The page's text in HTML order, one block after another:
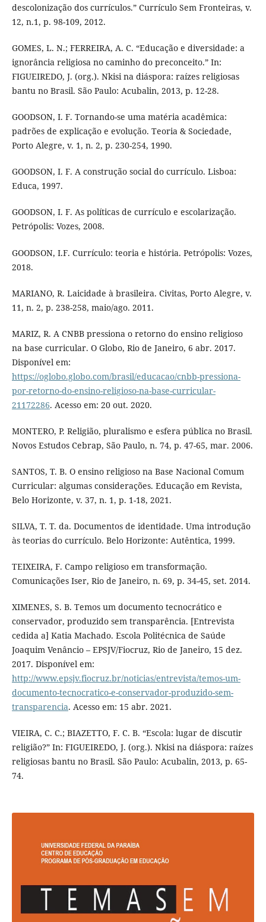
descolonização dos currículos.” Currículo Sem Fronteiras, v.
12, n.1, p. 98-109, 2012.
GOMES, L. N.; FERREIRA, A. C. “Educação e diversidade: a
ignorância religiosa no caminho do preconceito.” In:
FIGUEIREDO, J. (org.). Nkisi na diáspora: raízes religiosas
bantu no Brasil. São Paulo: Acubalin, 2013, p. 12-28.
GOODSON, I. F. Tornando-se uma matéria acadêmica:
padrões de explicação e evolução. Teoria & Sociedade,
Porto Alegre, v. 1, n. 2, p. 230-254, 1990.
GOODSON, I. F. A construção social do currículo. Lisboa:
Educa, 1997.
GOODSON, I. F. As políticas de currículo e escolarização.
Petrópolis: Vozes, 2008.
GOODSON, I.F. Currículo: teoria e história. Petrópolis: Vozes,
2018.
MARIANO, R. Laicidade à brasileira. Civitas, Porto Alegre, v.
11, n. 2, p. 238-258, maio/ago. 2011.
MARIZ, R. A CNBB pressiona o retorno do ensino religioso
na base curricular. O Globo, Rio de Janeiro, 6 abr. 2017.
Disponível em:
https://oglobo.globo.com/brasil/educacao/cnbb-pressiona-
por-retorno-do-ensino-religioso-na-base-curricular-
21172286. Acesso em: 20 out. 2020.
MONTERO, P. Religião, pluralismo e esfera pública no Brasil.
Novos Estudos Cebrap, São Paulo, n. 74, p. 47-65, mar. 2006.
SANTOS, T. B. O ensino religioso na Base Nacional Comum
Curricular: algumas considerações. Educação em Revista,
Belo Horizonte, v. 37, n. 1, p. 1-18, 2021.
SILVA, T. T. da. Documentos de identidade. Uma introdução
às teorias do currículo. Belo Horizonte: Autêntica, 1999.
TEIXEIRA, F. Campo religioso em transformação.
Comunicações Iser, Rio de Janeiro, n. 69, p. 34-45, set. 2014.
XIMENES, S. B. Temos um documento tecnocrático e
conservador, produzido sem transparência. [Entrevista
cedida a] Katia Machado. Escola Politécnica de Saúde
Joaquim Venâncio – EPSJV/Fiocruz, Rio de Janeiro, 15 dez.
2017. Disponível em:
http://www.epsjv.fiocruz.br/noticias/entrevista/temos-um-
documento-tecnocratico-e-conservador-produzido-sem-
transparencia. Acesso em: 15 abr. 2021.
VIEIRA, C. C.; BIAZETTO, F. C. B. “Escola: lugar de discutir
religião?” In: FIGUEIREDO, J. (org.). Nkisi na diáspora: raízes
religiosas bantu no Brasil. São Paulo: Acubalin, 2013, p. 65-
74.